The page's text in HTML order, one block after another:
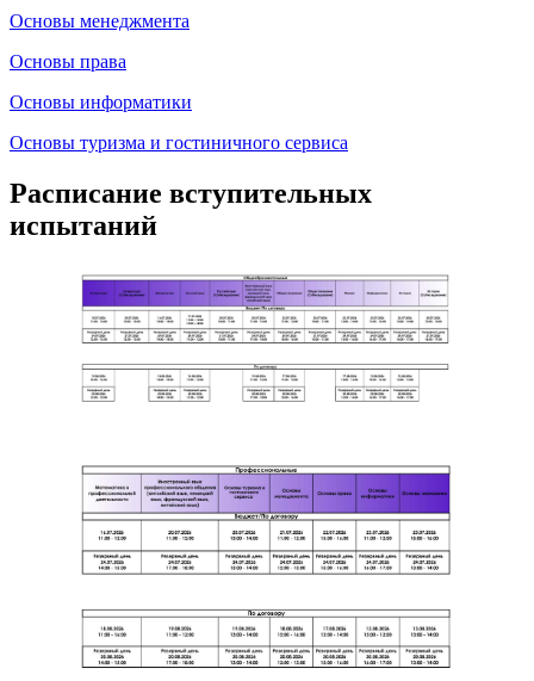
Основы менеджмента
Основы права
Основы информатики
Основы туризма и гостиничного сервиса
Расписание вступительных
испытаний